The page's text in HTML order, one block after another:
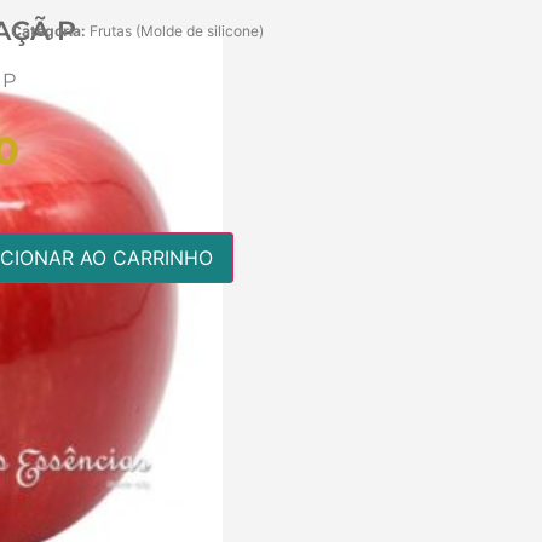
P
Categoria: Frutas (Molde de silicone)
AO CARRINHO